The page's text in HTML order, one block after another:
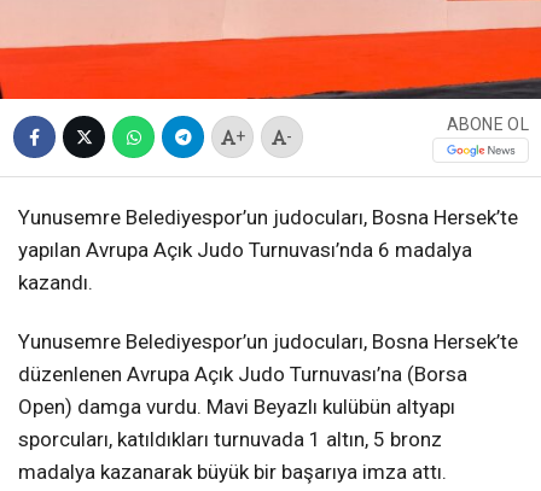
+ -
ABONE OL
Yunusemre Belediyespor’un judocuları, Bosna Hersek’te
yapılan Avrupa Açık Judo Turnuvası’nda 6 madalya
kazandı.
Yunusemre Belediyespor’un judocuları, Bosna Hersek’te
düzenlenen Avrupa Açık Judo Turnuvası’na (Borsa
Open) damga vurdu. Mavi Beyazlı kulübün altyapı
sporcuları, katıldıkları turnuvada 1 altın, 5 bronz
madalya kazanarak büyük bir başarıya imza attı.